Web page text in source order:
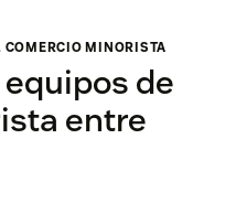
COMERCIO MINORISTA
de
entre